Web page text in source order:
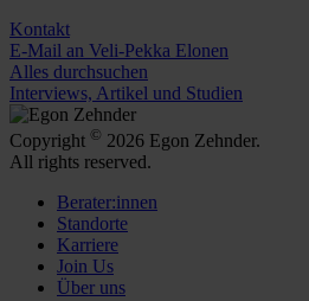
Kontakt
E-Mail an Veli-Pekka Elonen
Alles durchsuchen
Interviews, Artikel und Studien
Copyright © 2026 Egon Zehnder.
All rights reserved.
Berater:innen
Standorte
Karriere
Join Us
Über uns